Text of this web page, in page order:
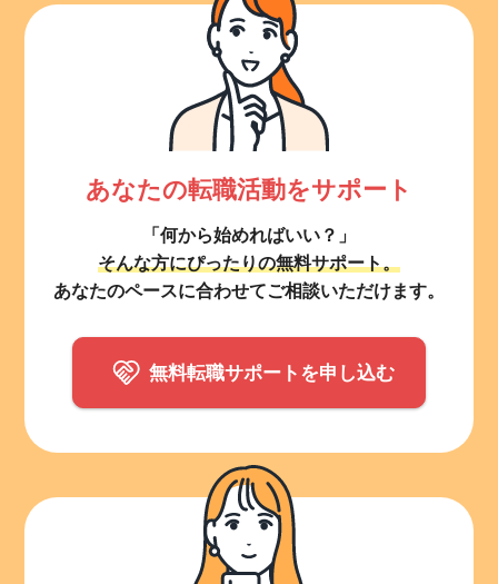
あなたの転職活動をサポート
「何から始めればいい？」
そんな方にぴったりの無料サポート。
あなたのペースに合わせてご相談いただけます。
無料転職サポートを申し込む